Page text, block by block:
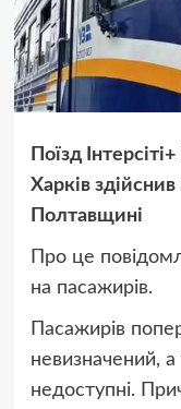
Поїзд
Харків
Полтавщині
Про це
на пасажирів.
Пасажирів
невизначений,
недоступні.